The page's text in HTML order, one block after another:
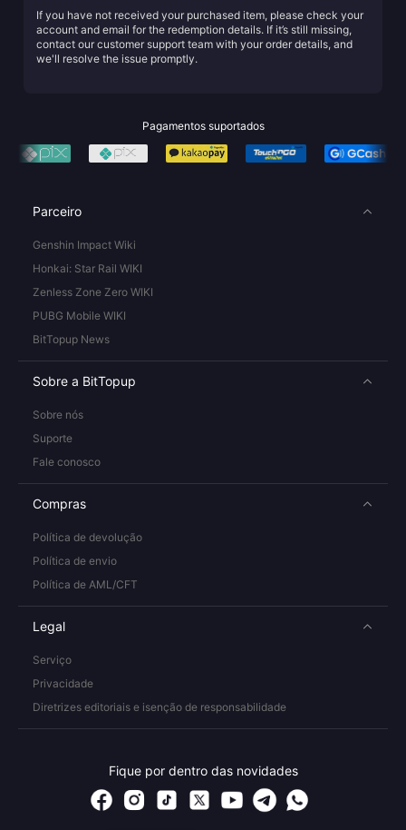
If you have not received your purchased item, please check your
account and email for the redemption details. If it’s still missing,
contact our customer support team with your order details, and
we'll resolve the issue promptly.
Pagamentos suportados
Parceiro
Genshin Impact Wiki
Honkai: Star Rail WIKI
Zenless Zone Zero WIKI
PUBG Mobile WIKI
BitTopup News
Sobre a BitTopup
Sobre nós
Suporte
Fale conosco
Compras
Política de devolução
Política de envio
Política de AML/CFT
Legal
Serviço
Privacidade
Diretrizes editoriais e isenção de responsabilidade
Fique por dentro das novidades